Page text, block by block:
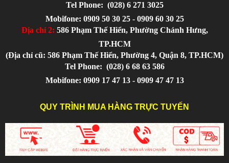
Tel Phone: (028) 6 271 3025
Mobifone: 0909 50 30 25 - 0909 60 30 25
Địa chỉ 2: 586 Phạm Thế Hiển, Phường Chánh Hưng,
TP.HCM
(Địa chỉ cũ: 586 Phạm Thế Hiển, Phường 4, Quận 8, TP.HCM)
Tel Phone: (028) 6 68 63 586
Mobifone: 0909 17 47 13 - 0909 47 47 13
QUY TRÌNH MUA HÀNG TRỰC TUYẾN